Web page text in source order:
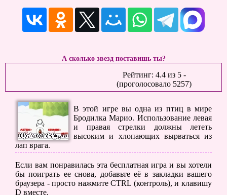
А сколько звезд поставишь ты?
Рейтинг: 4.4из 5-
(проголосовало 5257)
В этой игре вы одна из птиц в мире
Бродилка Марио. Использование левая
и правая стрелки должны лететь
высоким и хлопающих вырваться из
лап врага.
Если вам понравилась эта бесплатная игра и вы хотели
бы поиграть ее снова, добавьте её в закладки вашего
браузера - просто нажмите CTRL (контроль), и клавишу
D вместе.